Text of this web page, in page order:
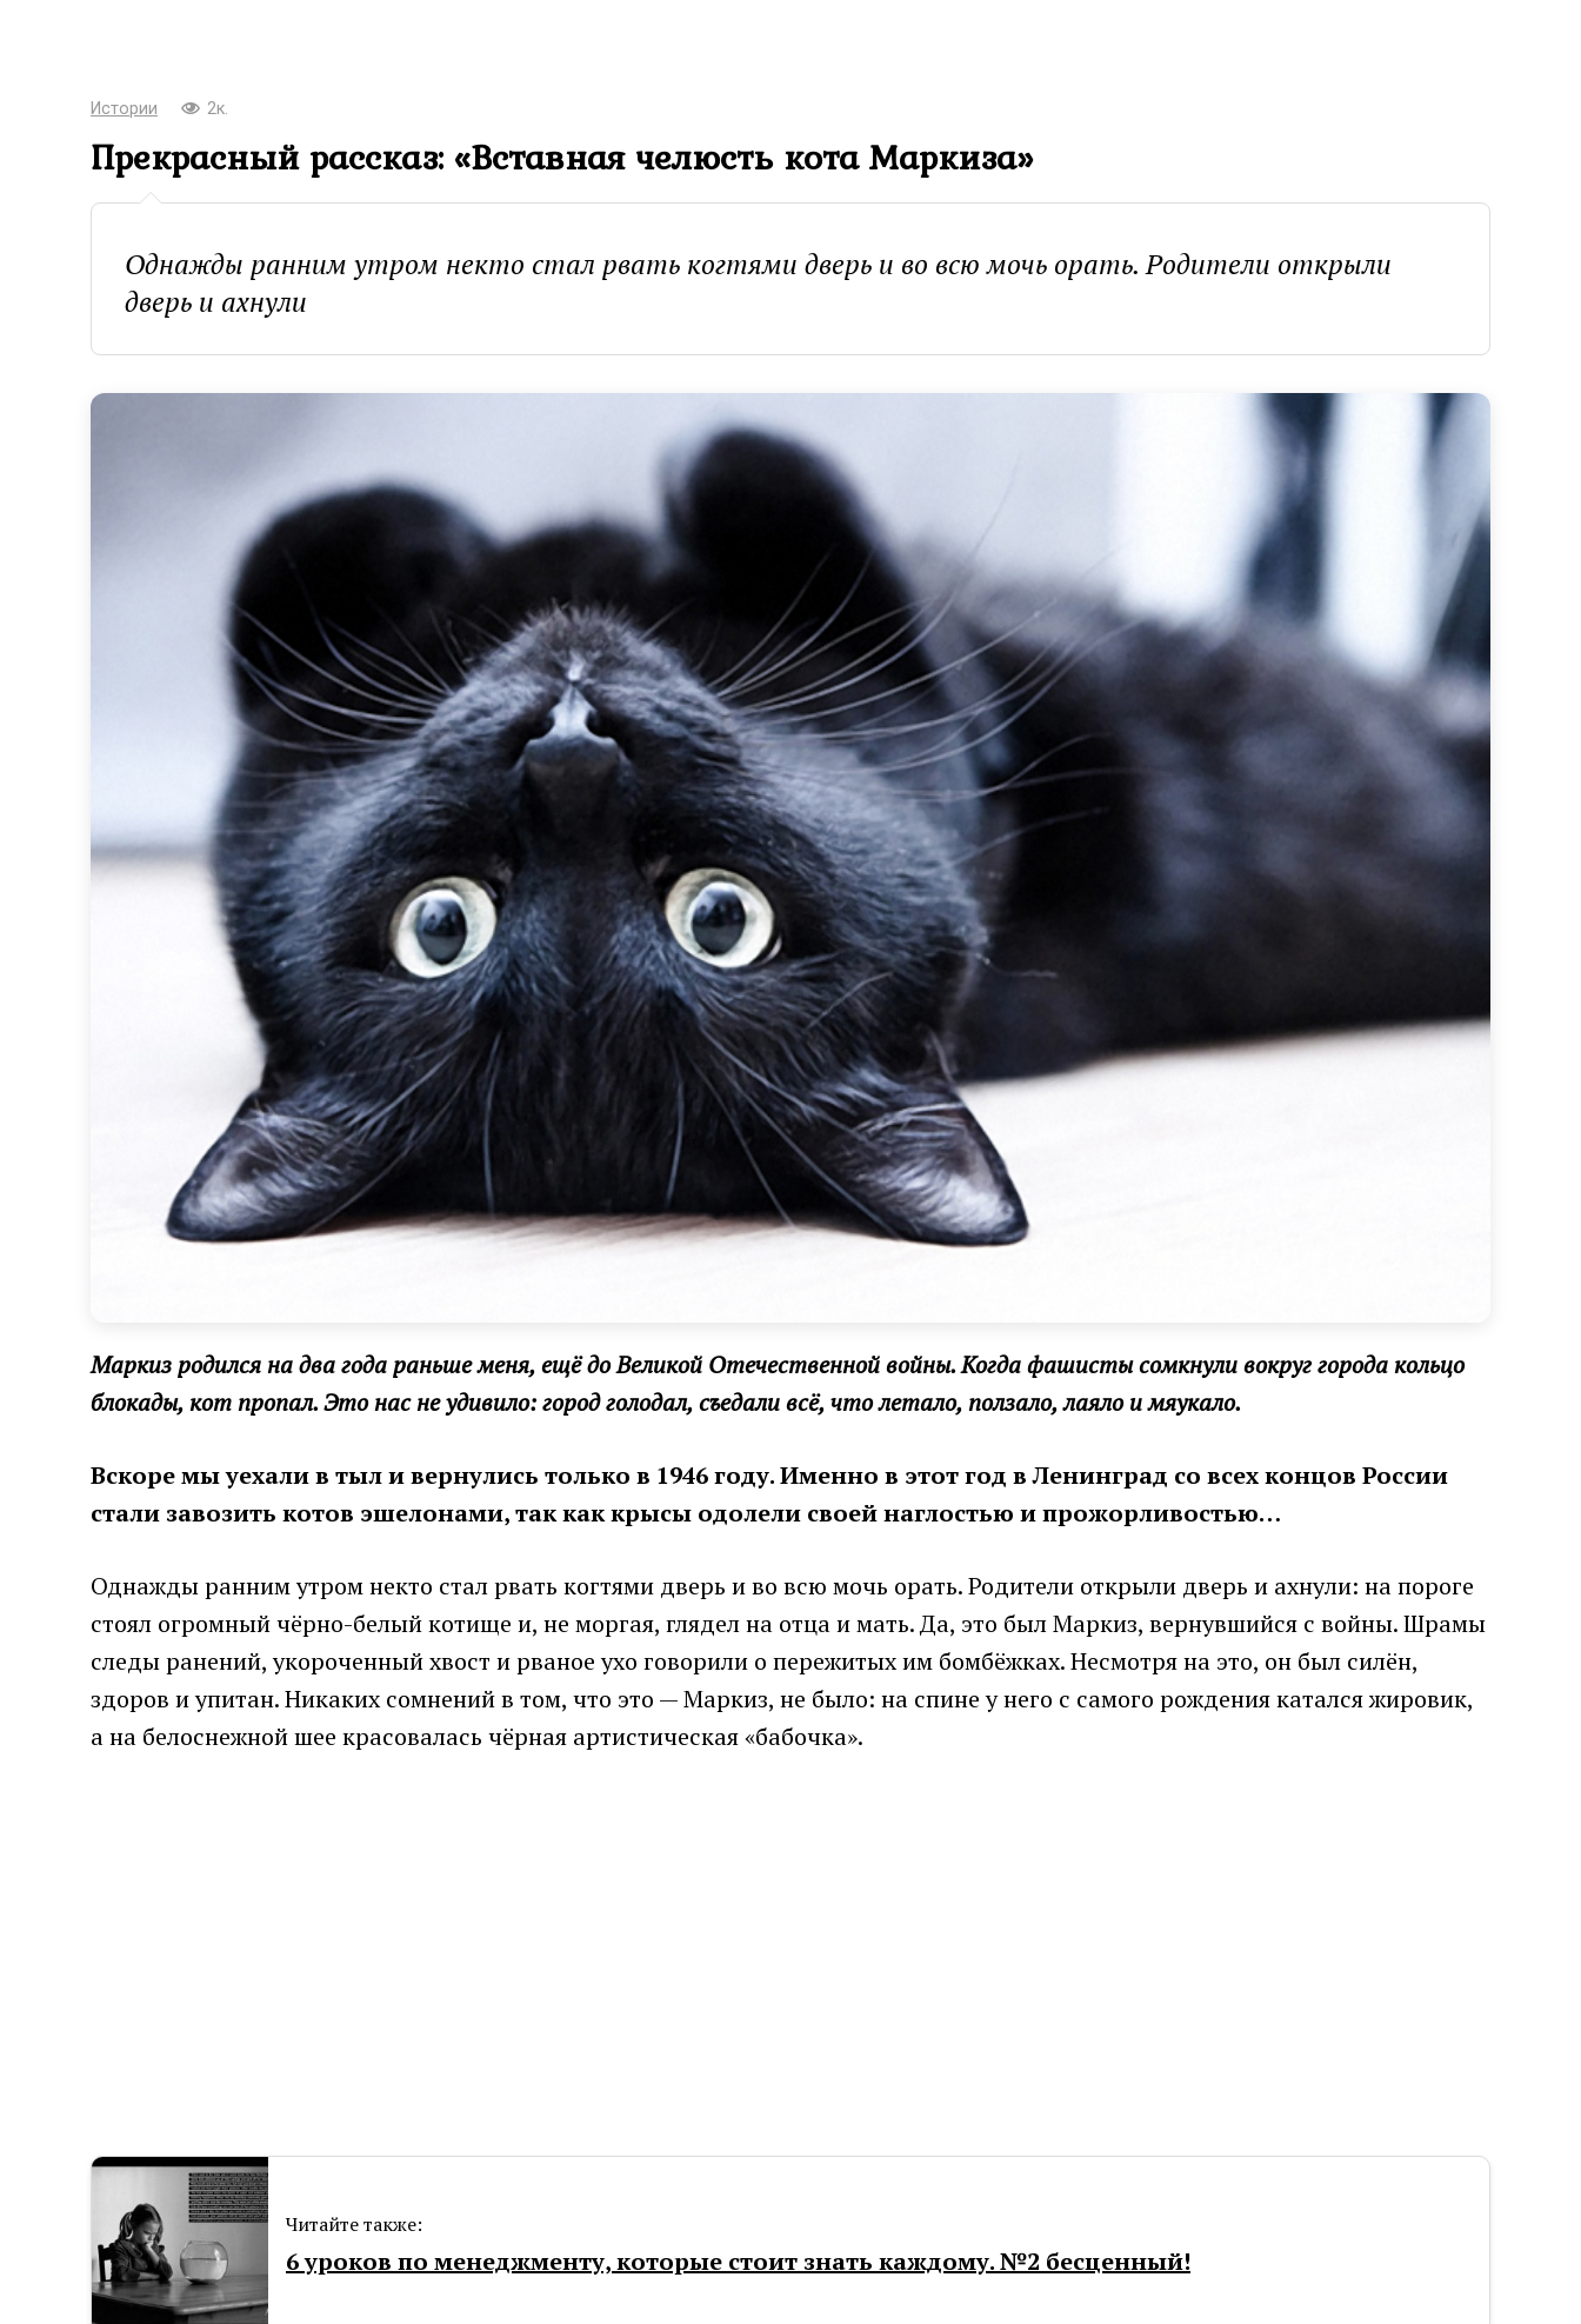
Истории 2к.
Прекрасный рассказ: «Вставная челюсть кота Маркиза»
Однажды ранним утром некто стал рвать когтями дверь и во всю мочь орать. Родители открыли
дверь и ахнули
Маркиз родился на два года раньше меня, ещё до Великой Отечественной войны. Когда фашисты сомкнули вокруг города кольцо
блокады, кот пропал. Это нас не удивило: город голодал, съедали всё, что летало, ползало, лаяло и мяукало.
Вскоре мы уехали в тыл и вернулись только в 1946 году. Именно в этот год в Ленинград со всех концов России
стали завозить котов эшелонами, так как крысы одолели своей наглостью и прожорливостью…
Однажды ранним утром некто стал рвать когтями дверь и во всю мочь орать. Родители открыли дверь и ахнули: на пороге
стоял огромный чёрно-белый котище и, не моргая, глядел на отца и мать. Да, это был Маркиз, вернувшийся с войны. Шрамы
следы ранений, укороченный хвост и рваное ухо говорили о пережитых им бомбёжках. Несмотря на это, он был силён,
здоров и упитан. Никаких сомнений в том, что это — Маркиз, не было: на спине у него с самого рождения катался жировик,
а на белоснежной шее красовалась чёрная артистическая «бабочка».
Читайте также:
6 уроков по менеджменту, которые стоит знать каждому. №2 бесценный!